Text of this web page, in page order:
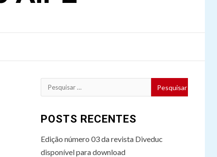
Pesquisar
por:
POSTS RECENTES
Edição número 03 da revista Diveduc
disponível para download